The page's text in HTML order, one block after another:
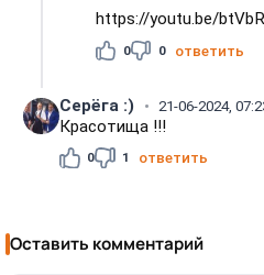
https://youtu.be/
0 0 ответить
Серёга :) 21-06-2024,
Красотища !!!
0 1 ответить
Оставить комментарий